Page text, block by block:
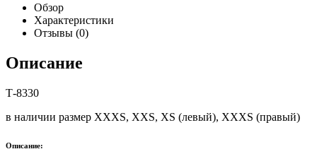
Обзор
Характеристики
Отзывы (0)
Описание
Т-8330
в наличии размер XXXS, XXS, XS (левый), XXXS (правый)
Описание: